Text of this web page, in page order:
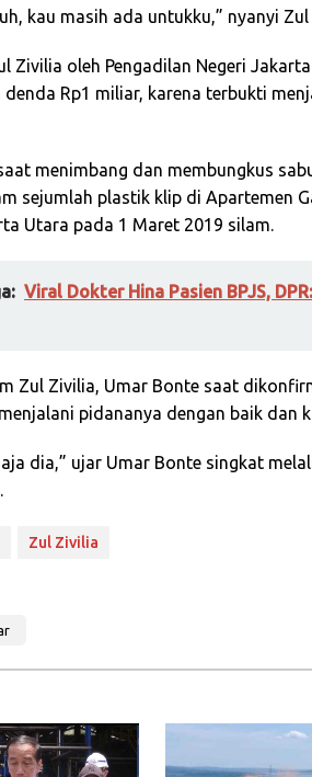
kau masih ada untukku,” nyanyi
Zivilia oleh Pengadilan Negeri
denda Rp1 miliar, karena terbukti
menimbang dan membungkus
sejumlah plastik klip di Apartemen
Utara pada 1 Maret 2019 silam.
Viral Dokter Hina Pasien BPJS,
Zul Zivilia, Umar Bonte saat
pidananya dengan baik dan
dia,” ujar Umar Bonte singkat
Zul Zivilia